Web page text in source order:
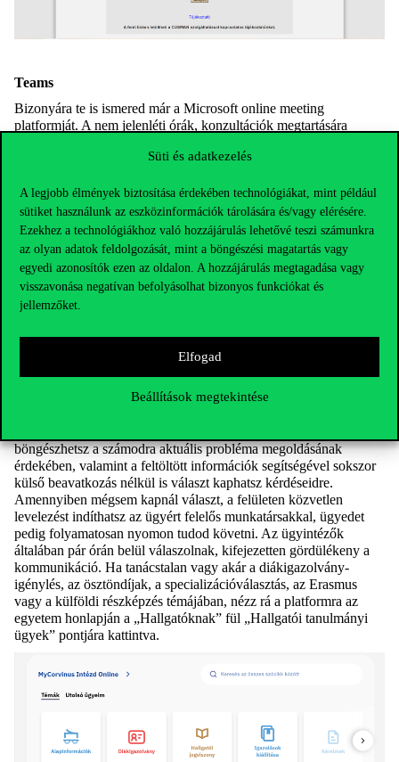
Süti és adatkezelés
A legjobb élmények biztosítása érdekében technológiákat, mint például
sütiket használunk az eszközinformációk tárolására és/vagy elérésére.
Ezekhez a technológiákhoz való hozzájárulás lehetővé teszi számunkra
az olyan adatok feldolgozását, mint a böngészési magatartás vagy
egyedi azonosítók ezen az oldalon. A hozzájárulás megtagadása vagy
visszavonása negatívan befolyásolhat bizonyos funkciókat és
jellemzőket.
Elfogad
Beállítások megtekintése
Teams
Bizonyára te is ismered már a Microsoft online meeting
platformját. A nem jelenléti órák, konzultációk megtartására
vagy csoportmunkára is. Az oktatók a Moodle mellett ide is
csoportokkal való kommunikációra.
Egyetemi wifi és VPN
A véges mobilnettel rendelkezőknek különösen fontos lehet, hogy
ingyenes wifi-hálózat érhető el az egyetem területén Cornet-
EAP
eduroam
néven. Mindkettőre a Cusman azonosítóval
tudtok belépni. A VPN (virtual private network) hasznos lehet a
védett egyetemi oldalak megtekintéséhez, valamint a könyvtári
böngészhetsz a számodra aktuális probléma megoldásának
érdekében, valamint a feltöltött információk segítségével sokszor
külső beavatkozás nélkül is választ kaphatsz kérdéseidre.
Amennyiben mégsem kapnál választ, a felületen közvetlen
levelezést indíthatsz az ügyért felelős munkatársakkal, ügyedet
pedig folyamatosan nyomon tudod követni. Az ügyintézők
általában pár órán belül válaszolnak, kifejezetten gördülékeny a
kommunikáció. Ha tanácstalan vagy akár a diákigazolvány-
igénylés, az ösztöndíjak, a specializációválasztás, az Erasmus
vagy a külföldi részképzés témájában, nézz rá a platformra az
egyetem honlapján a „Hallgatóknak” fül „Hallgatói tanulmányi
ügyek” pontjára kattintva.